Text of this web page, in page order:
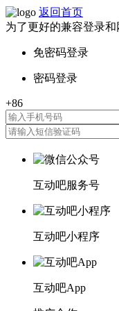
返回首页
为了更好的兼容登录
互动吧服务号
互动吧小程序
互动吧App